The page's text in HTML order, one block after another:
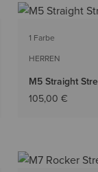
1 Farbe
HERREN
M5 Straight
105,00 €